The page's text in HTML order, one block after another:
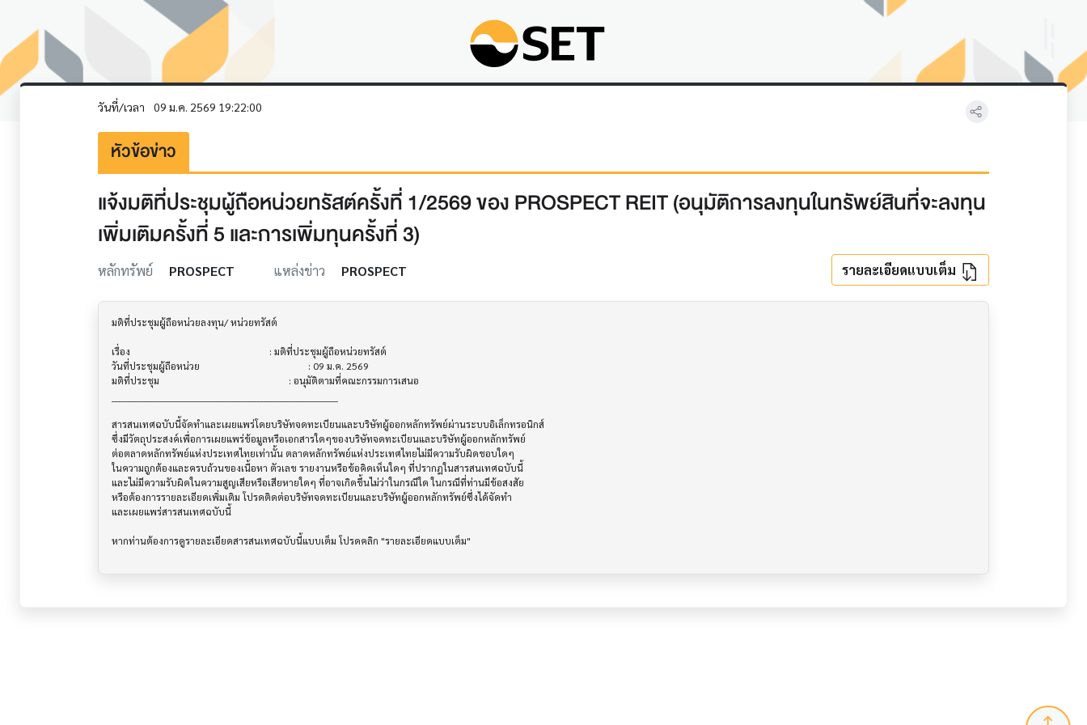
วันที่/เวลา 09 ม.ค. 2569 19:22:00
หัวข้อข่าว
แจ้งมติที่ประชุมผู้ถือหน่วยทรัสต์ครั้งที่ 1/2569 ของ PROSPECT REIT (อนุมัติการลงทุนในทรัพย์สินที่จะลงทุน
เพิ่มเติมครั้งที่ 5 และการเพิ่มทุนครั้งที่ 3)
หลักทรัพย์ PROSPECT แหล่งข่าว PROSPECT รายละเอียดแบบเต็ม
มติที่ประชุมผู้ถือหน่วยลงทุน/ หน่วยทรัสต์
เรื่อง                                  			 : มติที่ประชุมผู้ถือหน่วยทรัสต์
วันที่ประชุมผู้ถือหน่วย                      			 : 09 ม.ค. 2569
มติที่ประชุม                              			 : อนุมัติตามที่คณะกรรมการเสนอ
สารสนเทศฉบับนี้จัดทำและเผยแพร่โดยบริษัทจดทะเบียนและบริษัทผู้ออกหลักทรัพย์ผ่านระบบอิเล็กทรอนิกส์
ซึ่งมีวัตถุประสงค์เพื่อการเผยแพร่ข้อมูลหรือเอกสารใดๆของบริษัทจดทะเบียนและบริษัทผู้ออกหลักทรัพย์
ต่อตลาดหลักทรัพย์แห่งประเทศไทยเท่านั้น ตลาดหลักทรัพย์แห่งประเทศไทยไม่มีความรับผิดชอบใดๆ
ในความถูกต้องและครบถ้วนของเนื้อหา ตัวเลข รายงานหรือข้อคิดเห็นใดๆ ที่ปรากฎในสารสนเทศฉบับนี้
และไม่มีความรับผิดในความสูญเสียหรือเสียหายใดๆ ที่อาจเกิดขึ้นไม่ว่าในกรณีใด ในกรณีที่ท่านมีข้อสงสัย
หรือต้องการรายละเอียดเพิ่มเติม โปรดติดต่อบริษัทจดทะเบียนและบริษัทผู้ออกหลักทรัพย์ซึ่งได้จัดทำ
และเผยแพร่สารสนเทศฉบับนี้